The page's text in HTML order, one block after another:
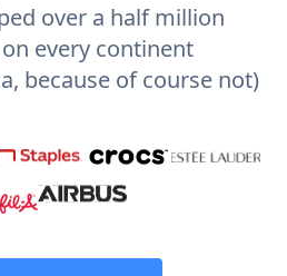
over a half million
every continent
because of course not)